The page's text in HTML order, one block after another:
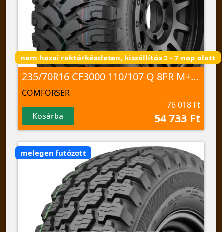
nem hazai raktárkészleten, kiszállítás 3 - 7 nap alatt
235/70R16 CF3000 110/107 Q 8PR M+S/3PMSF/POR
COMFORSER
Kosárba
76 018 Ft
54 733 Ft
melegen futózott